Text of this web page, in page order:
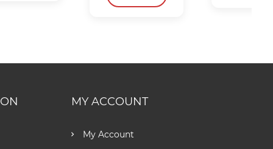
MY ACCOUNT
My Account